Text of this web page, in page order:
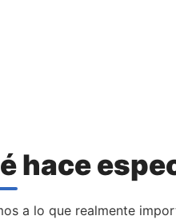
hace
a lo que realmente